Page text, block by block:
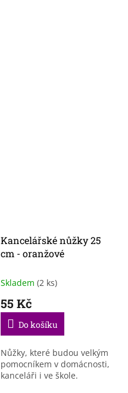
Kancelářské nůžky 25
cm - oranžové
Skladem (2 ks)
55 Kč
Do košíku
Nůžky, které budou velkým
pomocníkem v domácnosti,
kanceláři i ve škole.